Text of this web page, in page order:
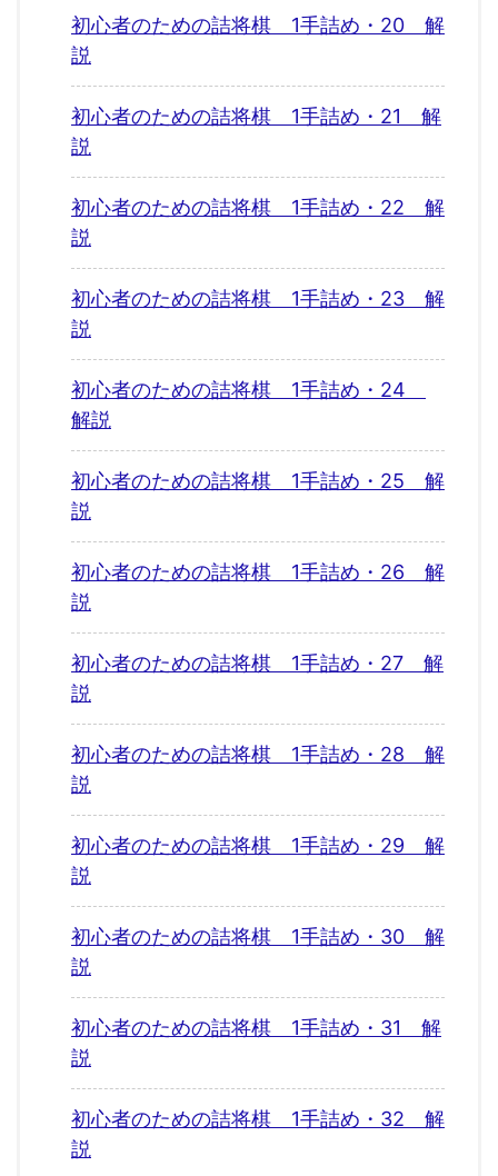
初心者のための詰将棋 1手詰め・20 解
説
初心者のための詰将棋 1手詰め・21 解
説
初心者のための詰将棋 1手詰め・22 解
説
初心者のための詰将棋 1手詰め・23 解
説
初心者のための詰将棋 1手詰め・24
解説
初心者のための詰将棋 1手詰め・25 解
説
初心者のための詰将棋 1手詰め・26 解
説
初心者のための詰将棋 1手詰め・27 解
説
初心者のための詰将棋 1手詰め・28 解
説
初心者のための詰将棋 1手詰め・29 解
説
初心者のための詰将棋 1手詰め・30 解
説
初心者のための詰将棋 1手詰め・31 解
説
初心者のための詰将棋 1手詰め・32 解
説